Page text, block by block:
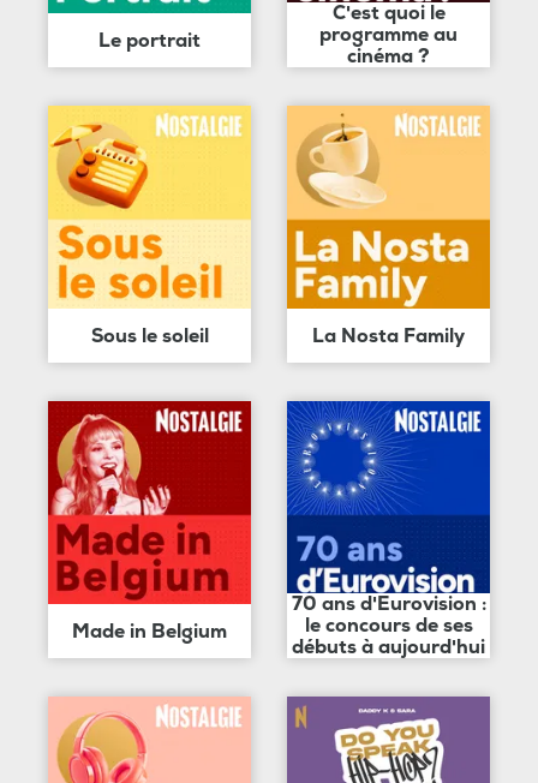
Le portrait
C'est quoi le
programme au
cinéma ?
Sous le soleil La Nosta Family
Made in Belgium
70 ans d'Eurovision :
le concours de ses
débuts à aujourd'hui